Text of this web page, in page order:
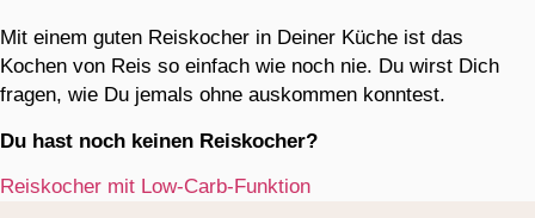
Mit einem guten Reiskocher in Deiner Küche ist das
Kochen von Reis so einfach wie noch nie. Du wirst Dich
fragen, wie Du jemals ohne auskommen konntest.
Du hast noch keinen Reiskocher?
Reiskocher mit Low-Carb-Funktion